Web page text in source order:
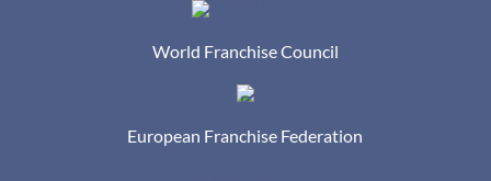
World Franchise Council
European Franchise Federation